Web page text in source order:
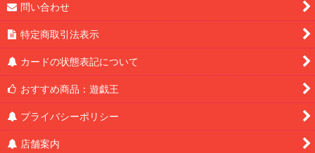
問い合わせ
特定商取引法表示
カードの状態表記について
おすすめ商品：遊戯王
プライバシーポリシー
店舗案内